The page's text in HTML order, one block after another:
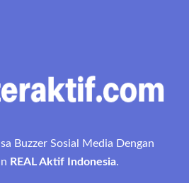
Buzzer Sosial Media Dengan
REAL Aktif Indonesia.